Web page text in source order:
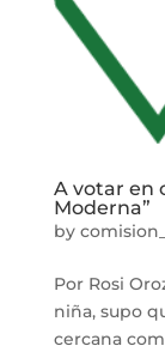
A votar en
Moderna”
by
Por Rosi
niña, supo
cercana